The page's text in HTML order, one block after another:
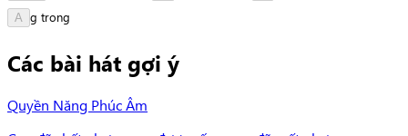
A g trong
Các bài hát gợi ý
Quyền Năng Phúc Âm